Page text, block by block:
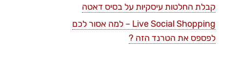
קבלת החלטות עיסקיות על בסיס דאטה
Live Social Shopping – למה אסור לכם
לפספס את הטרנד הזה ?